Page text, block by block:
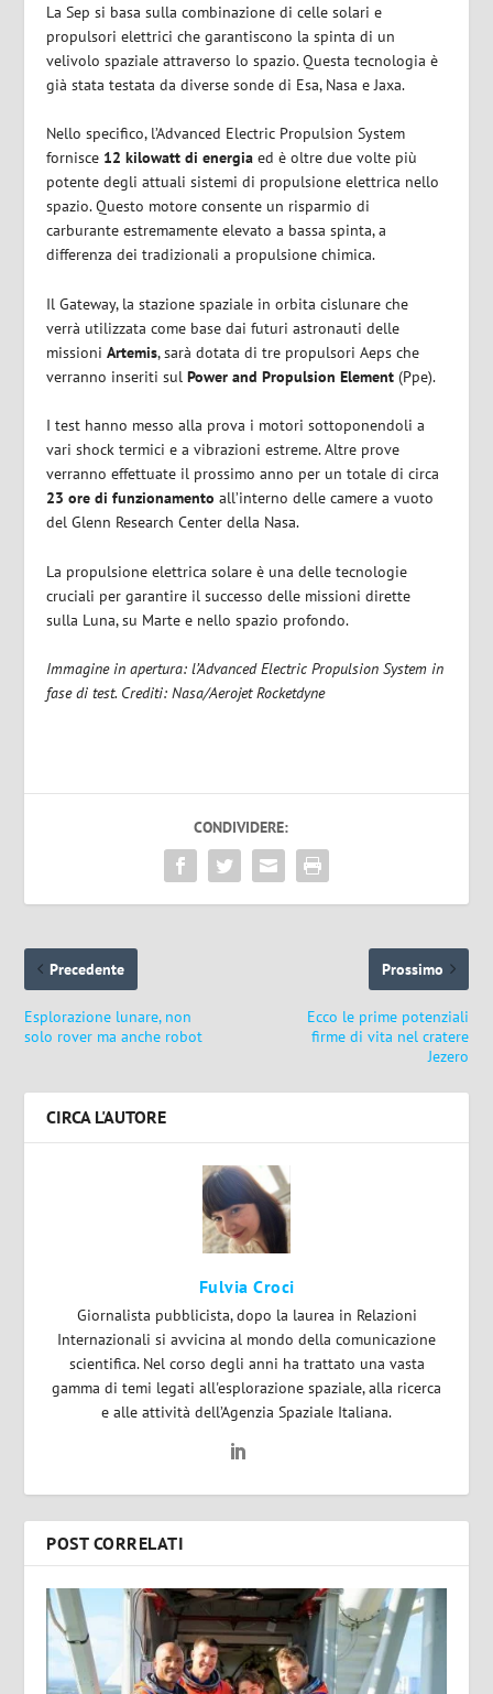
La Sep si basa sulla combinazione di celle solari e
propulsori elettrici che garantiscono la spinta di un
velivolo spaziale attraverso lo spazio. Questa tecnologia è
già stata testata da diverse sonde di Esa, Nasa e Jaxa.
Nello specifico, l’Advanced Electric Propulsion System
fornisce 12 kilowatt di energia ed è oltre due volte più
potente degli attuali sistemi di propulsione elettrica nello
spazio. Questo motore consente un risparmio di
carburante estremamente elevato a bassa spinta, a
differenza dei tradizionali a propulsione chimica.
Il Gateway, la stazione spaziale in orbita cislunare che
verrà utilizzata come base dai futuri astronauti delle
missioniArtemis, sarà dotata di tre propulsori Aeps che
verranno inseriti sulPower and Propulsion Element (Ppe).
I test hanno messo alla prova i motori sottoponendoli a
vari shock termici e a vibrazioni estreme. Altre prove
verranno effettuate il prossimo anno per un totale di circa
23 ore di funzionamento all’interno delle camere a vuoto
del Glenn Research Center della Nasa.
La propulsione elettrica solare è una delle tecnologie
cruciali per garantire il successo delle missioni dirette
sulla Luna, su Marte e nello spazio profondo.
Immagine in apertura: l’Advanced Electric Propulsion System in
fase di test. Crediti: Nasa/Aerojet Rocketdyne
CONDIVIDERE:
Precedente
Esplorazione lunare, non
solo rover ma anche robot
Prossimo
Ecco le prime potenziali
firme di vita nel cratere
Jezero
CIRCA L'AUTORE
Fulvia Croci
Giornalista pubblicista, dopo la laurea in Relazioni
Internazionali si avvicina al mondo della comunicazione
scientifica. Nel corso degli anni ha trattato una vasta
gamma di temi legati all'esplorazione spaziale, alla ricerca
e alle attività dell’Agenzia Spaziale Italiana.
POST CORRELATI